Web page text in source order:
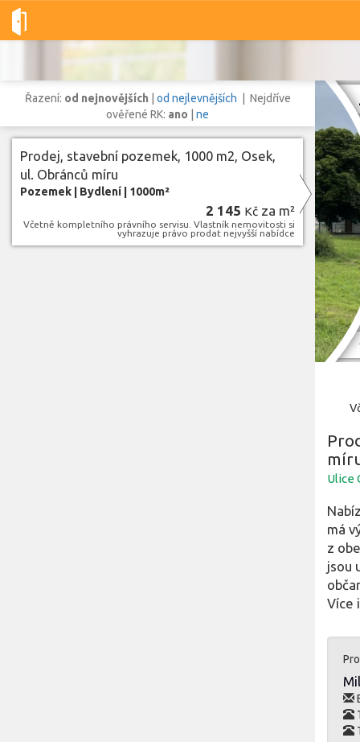
Dobré-nemovitosti.cz obec Osek, okres Teplice, Ústecký kraj
Pozemky
Lokalita
obec Osek,okres Teplice, Ústecký kraj
Lokalita
Řazení: od nejnovějších od nejlevnějších | Nejdříve
ověřené RK: ano ne
Prodej, stavební pozemek, 1000 m2, Osek,
ul. Obránců míru
Pozemek Bydlení 1000m²
2 145 Kč za m²
Včetně kompletního právního servisu. Vlastník nemovitosti si
vyhrazuje právo prodat nejvyšší nabídce
Ulice
má
z
jsou
Více